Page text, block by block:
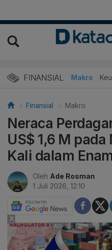
FINANSIAL Makro
Finansial Makro
Neraca
US$ 1,6 M
Kali dalam
Oleh Ade Rosman
1 Juli 2026, 12:10
X